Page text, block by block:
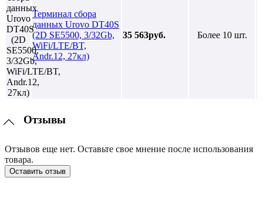
Терминал сбора
данных Urovo DT40S
(2D SE5500, 3/32Gb,
WiFi/LTE/BT,
Andr.12, 27кл)
35 563руб. Более 10 шт.
Отзывы
Отзывов еще нет. Оставьте свое мнение после использования
товара.
Оставить отзыв